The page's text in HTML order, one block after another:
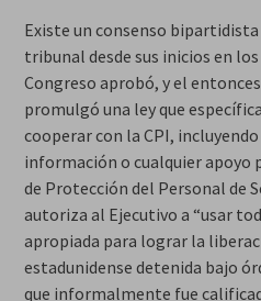
Existe un consenso
tribunal desde sus inicios en los
Congreso aprobó, y el
promulgó una ley que
cooperar con la CPI,
información o cualquier apoyo
de Protección del Personal de
autoriza al Ejecutivo a “usar
apropiada para lograr la
estadunidense detenida bajo
que informalmente fue